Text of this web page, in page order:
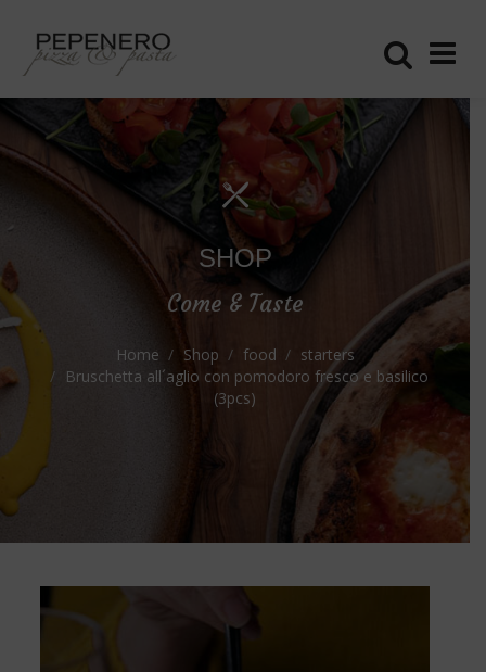
SHOP
Come & Taste
Home Shop food
starters
Bruschetta all´aglio con pomodoro fresco e basilico
(3pcs)